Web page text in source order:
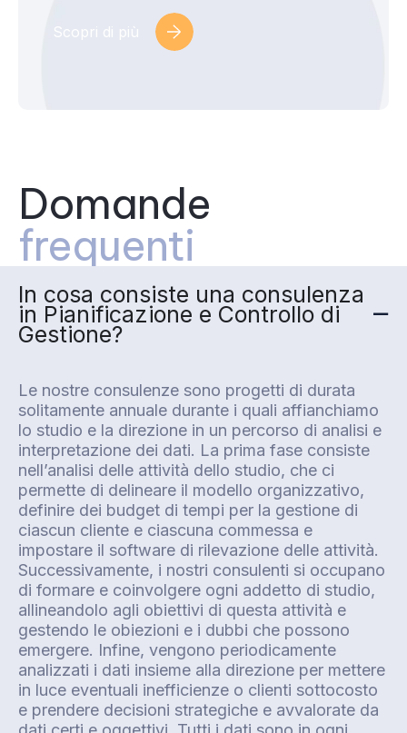
Scopri di più
Domande
frequenti
In cosa consiste una consulenza
in Pianificazione e Controllo di
Gestione?
Le nostre consulenze sono progetti di durata
solitamente annuale durante i quali affianchiamo
lo studio e la direzione in un percorso di analisi e
interpretazione dei dati. La prima fase consiste
nell’analisi delle attività dello studio, che ci
permette di delineare il modello organizzativo,
definire dei budget di tempi per la gestione di
ciascun cliente e ciascuna commessa e
impostare il software di rilevazione delle attività.
Successivamente, i nostri consulenti si occupano
di formare e coinvolgere ogni addetto di studio,
allineandolo agli obiettivi di questa attività e
gestendo le obiezioni e i dubbi che possono
emergere. Infine, vengono periodicamente
analizzati i dati insieme alla direzione per mettere
in luce eventuali inefficienze o clienti sottocosto
e prendere decisioni strategiche e avvalorate da